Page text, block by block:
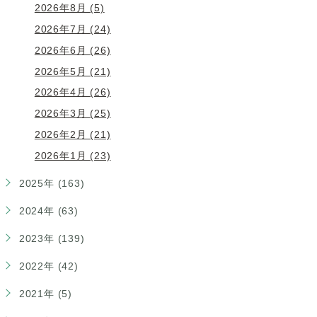
2026年8月 (5)
2026年7月 (24)
2026年6月 (26)
2026年5月 (21)
2026年4月 (26)
2026年3月 (25)
2026年2月 (21)
2026年1月 (23)
2025年 (163)
2024年 (63)
2023年 (139)
2022年 (42)
2021年 (5)